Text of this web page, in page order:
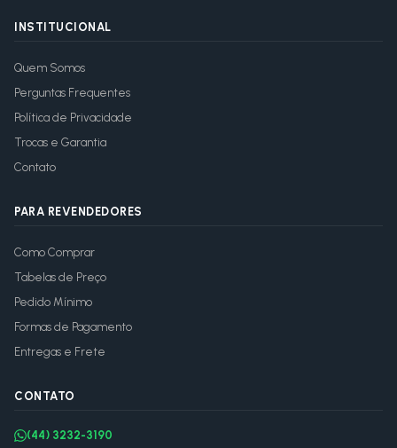
INSTITUCIONAL
Quem Somos
Perguntas Frequentes
Política de Privacidade
Trocas e Garantia
Contato
PARA REVENDEDORES
Como Comprar
Tabelas de Preço
Pedido Mínimo
Formas de Pagamento
Entregas e Frete
CONTATO
(44) 3232-3190